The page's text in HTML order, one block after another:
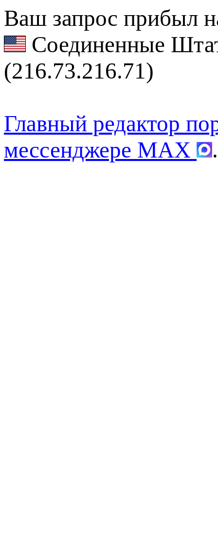
Ваш запрос прибыл
Соединенные
(216.73.216.71)
Главный редактор
мессенджере MAX
.